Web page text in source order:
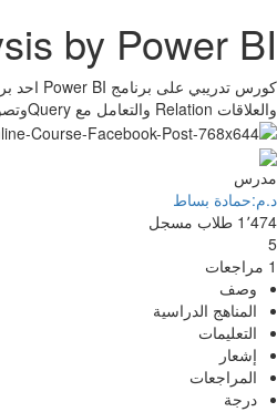
by Power BI
والعلاقات Relation والتعامل مع Queryوتصوير البيانات Visualization
مدرس
د.م:حمادة بساط
1٬474 طلاب مسجل
5
1 مراجعات
وصف
المناهج الدراسية
التعليمات
إشعار
المراجعات
درجة